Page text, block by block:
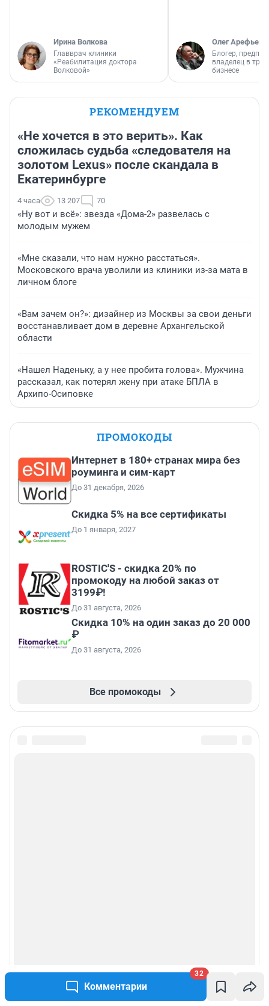
Комментарии
32
Ирина Волкова
Главврач клиники
«Реабилитация доктора
Волковой»
Олег Арефьев
Блогер,
владелец в
бизнесе
РЕКОМЕНДУЕМ
«Не хочется в это верить». Как
сложилась судьба «следователя на
золотом Lexus» после скандала в
Екатеринбурге
4 часа 13 207 70
«Ну вот и всё»: звезда «Дома-2» развелась с
молодым мужем
«Мне сказали, что нам нужно расстаться».
Московского врача уволили из клиники из-за мата в
личном блоге
«Вам зачем он?»: дизайнер из Москвы за свои деньги
восстанавливает дом в деревне Архангельской
области
«Нашел Наденьку, а у нее пробита голова». Мужчина
рассказал, как потерял жену при атаке БПЛА в
Архипо-Осиповке
ПРОМОКОДЫ
Интернет в 180+ странах мира без
роуминга и сим-карт
До 31 декабря, 2026
Скидка 5% на все сертификаты
До 1 января, 2027
ROSTIC'S - скидка 20% по
промокоду на любой заказ от
3199₽!
До 31 августа, 2026
Скидка 10% на один заказ до 20 000
₽
До 31 августа, 2026
Все промокоды